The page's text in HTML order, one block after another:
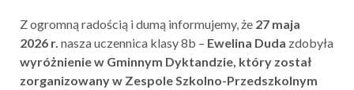
Z ogromną radością i dumą informujemy, że 27 maja
2026 r. nasza uczennica klasy 8b – Ewelina Duda zdobyła
wyróżnieniew Gminnym Dyktandzie, który został
zorganizowany w Zespole Szkolno-Przedszkolnym